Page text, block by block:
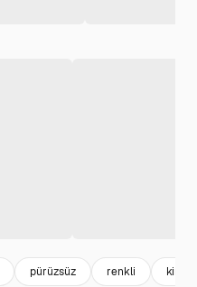
pürüzsüz renkli kimse